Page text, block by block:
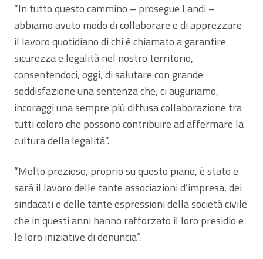
“In tutto questo cammino – prosegue Landi –
abbiamo avuto modo di collaborare e di apprezzare
il lavoro quotidiano di chi è chiamato a garantire
sicurezza e legalità nel nostro territorio,
consentendoci, oggi, di salutare con grande
soddisfazione una sentenza che, ci auguriamo,
incoraggi una sempre più diffusa collaborazione tra
tutti coloro che possono contribuire ad affermare la
cultura della legalità”.
“Molto prezioso, proprio su questo piano, è stato e
sarà il lavoro delle tante associazioni d’impresa, dei
sindacati e delle tante espressioni della società civile
che in questi anni hanno rafforzato il loro presidio e
le loro iniziative di denuncia”.